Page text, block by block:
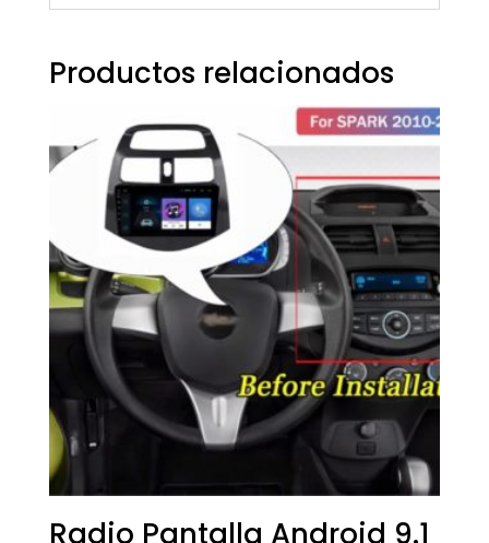
Productos relacionados
Radio Pantalla Android 9.1